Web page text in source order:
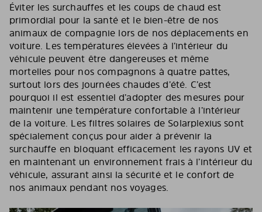
Éviter les surchauffes et les coups de chaud est
primordial pour la santé et le bien-être de nos
animaux de compagnie lors de nos déplacements en
voiture. Les températures élevées à l’intérieur du
véhicule peuvent être dangereuses et même
mortelles pour nos compagnons à quatre pattes,
surtout lors des journées chaudes d’été. C’est
pourquoi il est essentiel d’adopter des mesures pour
maintenir une température confortable à l’intérieur
de la voiture. Les filtres solaires de Solarplexius sont
spécialement conçus pour aider à prévenir la
surchauffe en bloquant efficacement les rayons UV et
en maintenant un environnement frais à l’intérieur du
véhicule, assurant ainsi la sécurité et le confort de
nos animaux pendant nos voyages.